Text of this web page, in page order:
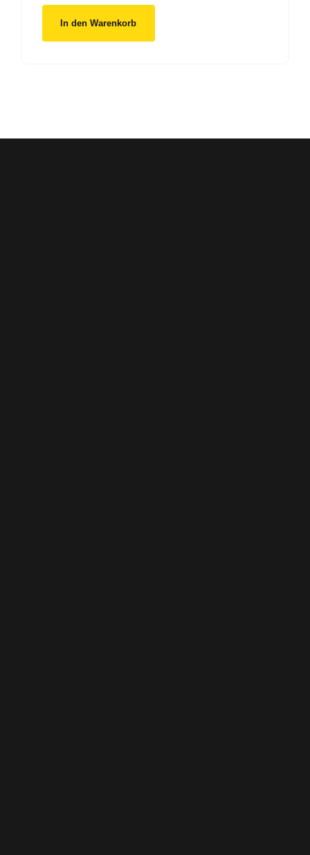
In den Warenkorb